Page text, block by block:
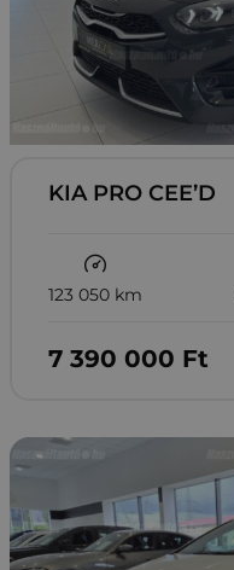
KIA PRO CEE’D
123 050 km
7‏‏‎ ‎390‏‏‎ ‎000 Ft